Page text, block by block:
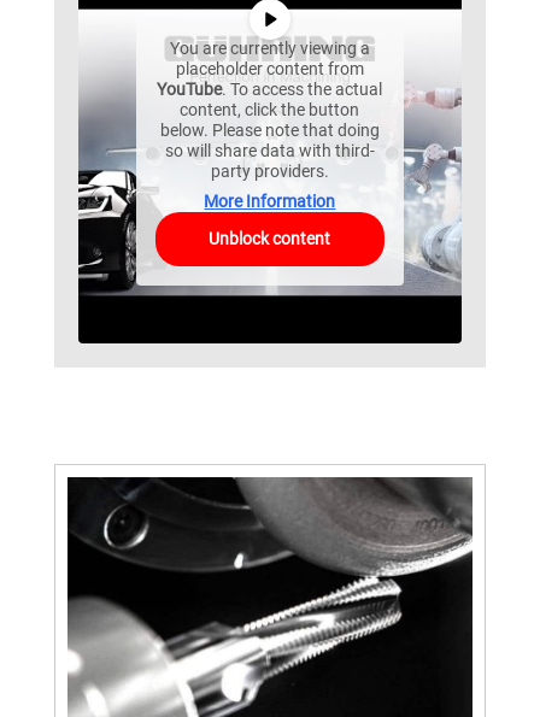
You are currently viewing a
placeholder content from
YouTube. To access the actual
content, click the button
below. Please note that doing
so will share data with third-
party providers.
More Information
Unblock content